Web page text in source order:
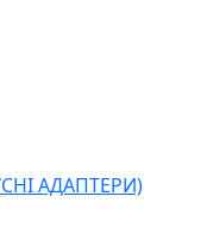
АДАПТЕРИ)